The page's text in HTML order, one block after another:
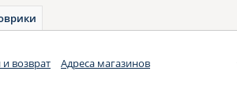
возврат Адреса магазинов